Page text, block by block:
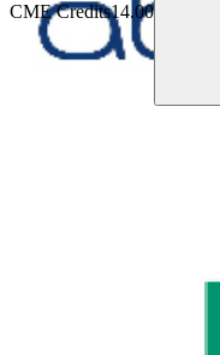
CME Credits14.00